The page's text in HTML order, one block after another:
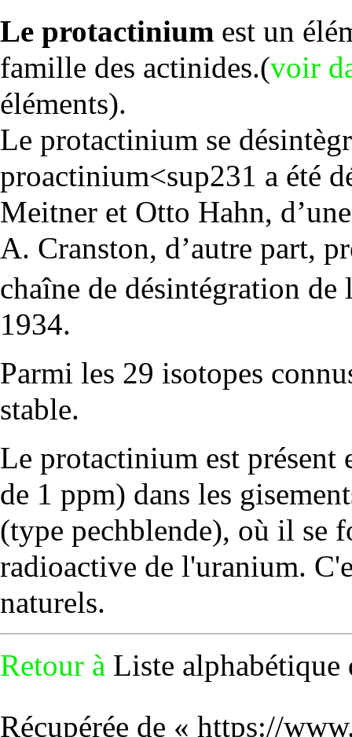
Le protactinium est un
famille des actinides.(voir
éléments).
Le protactinium se
proactinium<sup231 a été
Meitner et Otto Hahn,
A. Cranston, d’autre part,
chaîne de désintégration de
1934.
Parmi les 29 isotopes
stable.
Le protactinium est présent
de 1 ppm) dans les
(type pechblende), où il se
radioactive de l'uranium.
naturels.
Retour à Liste alphabétique
Récupérée de « https://